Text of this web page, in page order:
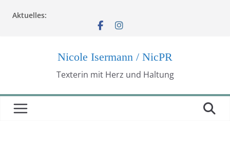
Inhalt
Aktuelles:
Nicole Isermann / NicPR
Texterin mit Herz und Haltung